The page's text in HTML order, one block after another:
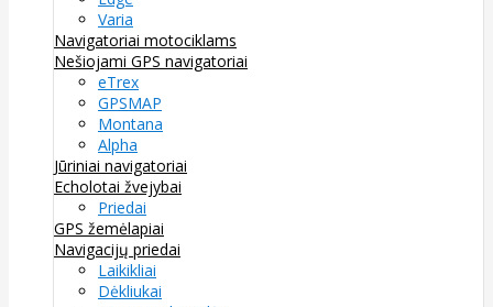
Varia
Navigatoriai motociklams
Nešiojami GPS navigatoriai
eTrex
GPSMAP
Montana
Alpha
Jūriniai navigatoriai
Echolotai žvejybai
Priedai
GPS žemėlapiai
Navigacijų priedai
Laikikliai
Dėkliukai